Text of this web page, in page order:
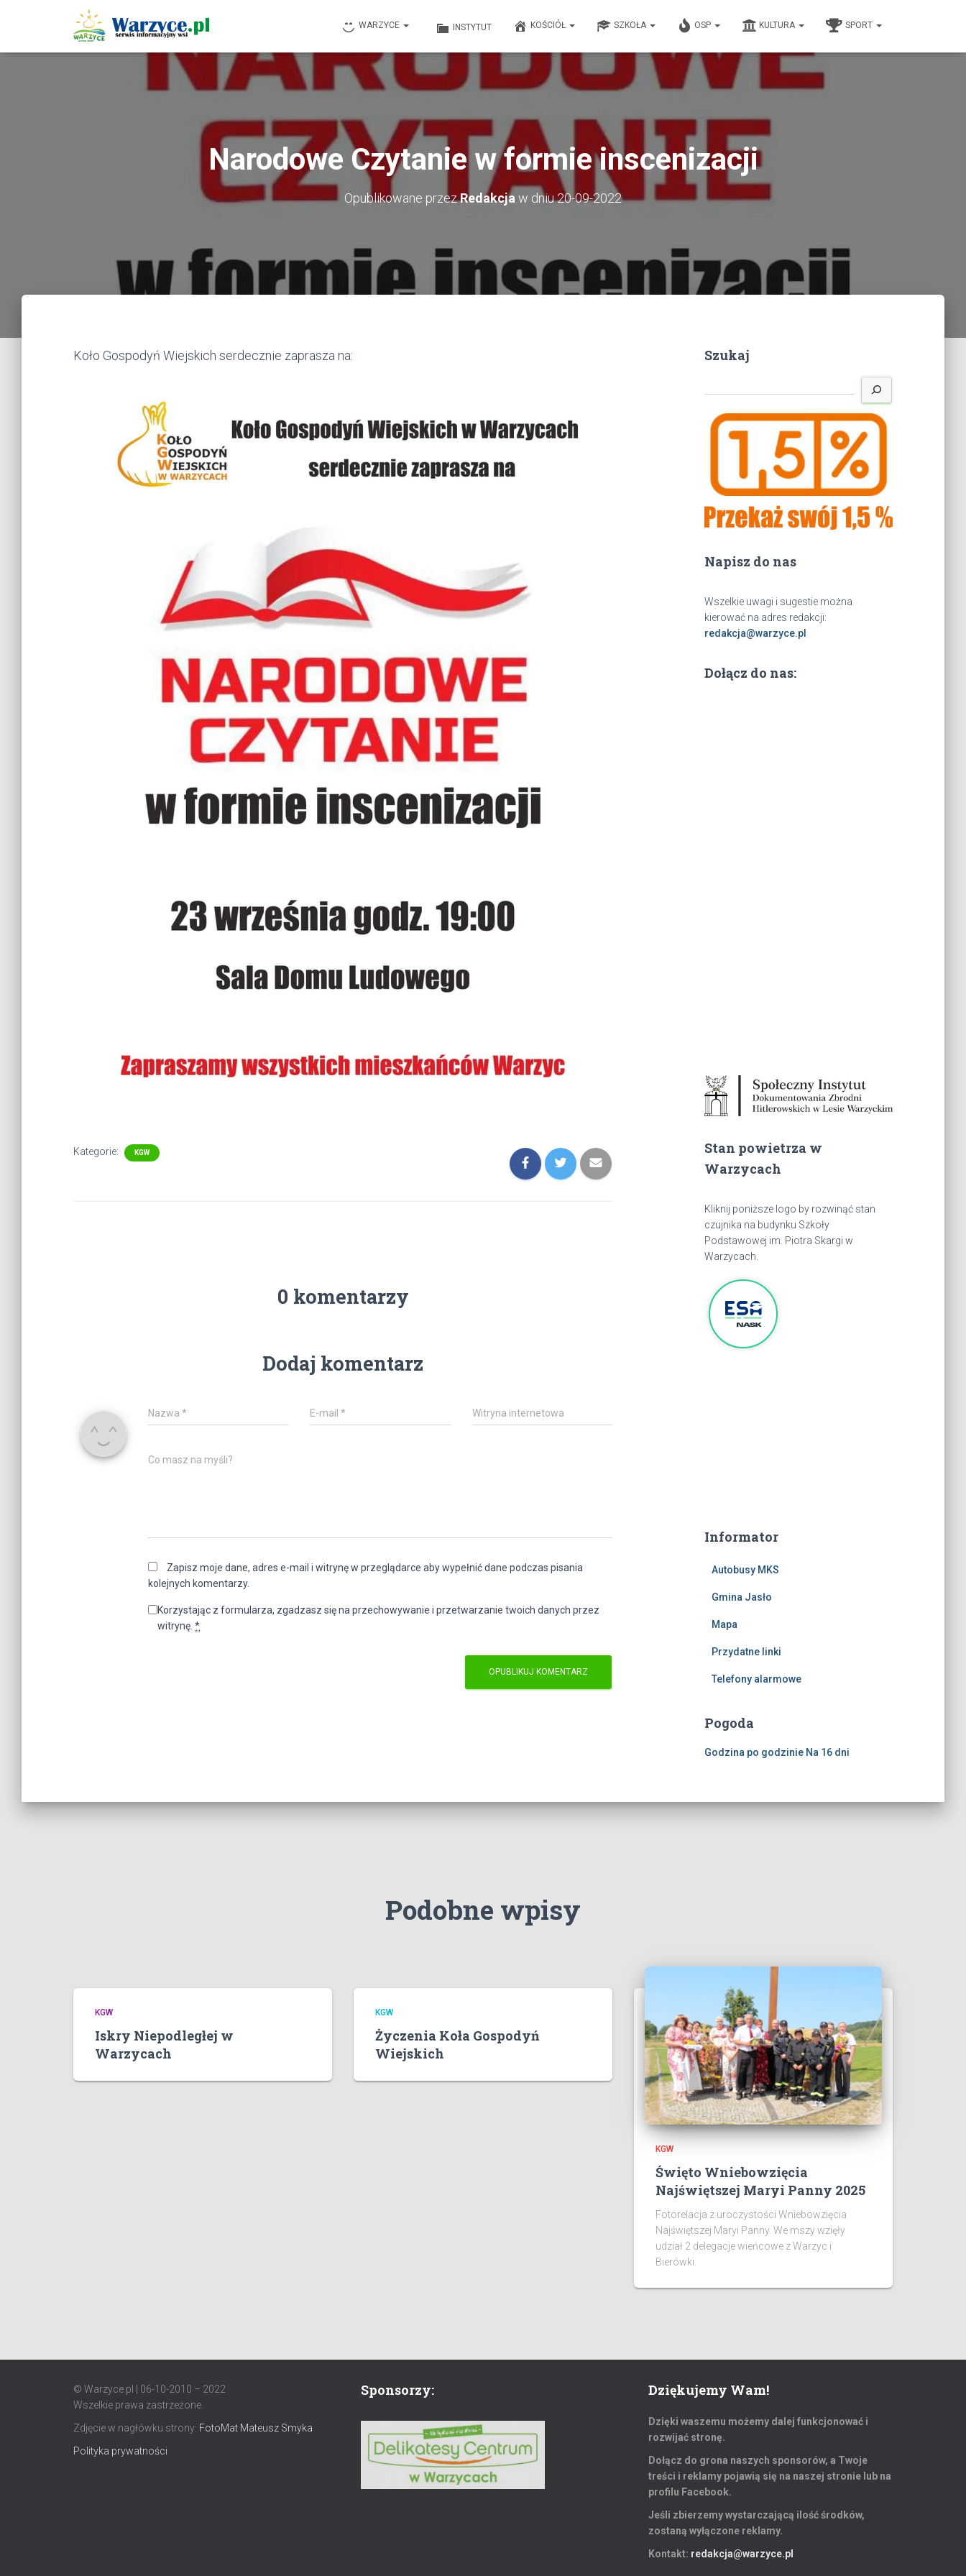
WARZYCE INSTYTUT KOŚCIÓŁ SZKOŁA OSP KULTURA SPORT
Narodowe Czytanie w formie inscenizacji
Opublikowane przezRedakcja w dniu20-09-2022
Koło Gospodyń Wiejskich serdecznie zaprasza na:
Kategorie: KGW
0 komentarzy
Dodaj komentarz
Nazwa * E-mail* Witryna internetowa
Co masz na myśli?
Zapisz moje dane, adres e-mail i witrynę w przeglądarce aby wypełnić dane podczas pisania
kolejnych komentarzy.
Korzystając z formularza, zgadzasz się na przechowywanie i przetwarzanie twoich danych przez
witrynę. *
Szukaj
z
Napisz do nas
Wszelkie uwagi i sugestie można
kierować na adres redakcji:
redakcja@warzyce.pl
Dołącz do nas:
Stan powietrza w
Warzycach
Kliknij poniższe logo by rozwinąć stan
czujnika na budynku Szkoły
Podstawowej im. Piotra Skargi w
Warzycach.
Informator
Autobusy MKS
Gmina Jasło
Mapa
Przydatne linki
Telefony alarmowe
Pogoda
Godzina po godzinie Na 16 dni
Podobne wpisy
KGW
Iskry Niepodległej w
Warzycach
KGW
Życzenia Koła Gospodyń
Wiejskich
KGW
Święto Wniebowzięcia
Najświętszej Maryi Panny 2025
Fotorelacja z uroczystości Wniebowzięcia
Najświętszej Maryi Panny. We mszy wzięły
udział 2 delegacje wieńcowe z Warzyc i
Bierówki.
© Warzyce.pl | 06-10-2010 – 2022
Wszelkie prawa zastrzeżone.
Zdjęcie w nagłówku strony: FotoMat Mateusz Smyka
Polityka prywatności
Sponsorzy: Dziękujemy Wam!
Dzięki waszemu możemy dalej funkcjonować i
rozwijać stronę.
Dołącz do grona naszych sponsorów, a Twoje
treści i reklamy pojawią się na naszej stronie lub na
profilu Facebook.
Jeśli zbierzemy wystarczającą ilość środków,
zostaną wyłączone reklamy.
Kontakt: redakcja@warzyce.pl